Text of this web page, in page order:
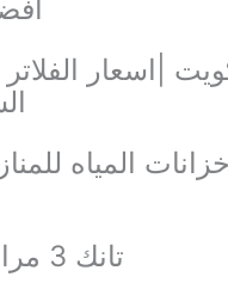
|اسعار
المياه
تانك 3 مراحل |افضل انواع الفلاتر |انواع الفلاتر |